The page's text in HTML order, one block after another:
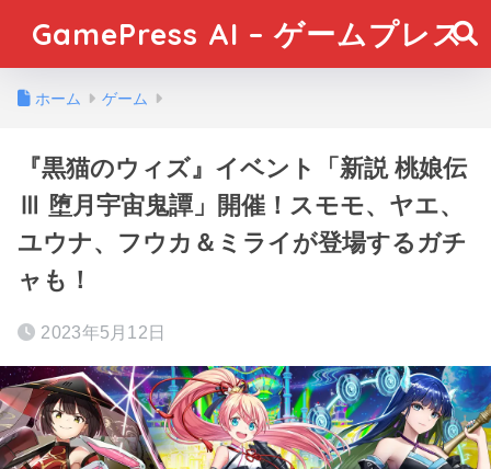
GamePress AI – ゲームプレス
ホーム ゲーム
『黒猫のウィズ』イベント「新説 桃娘伝
Ⅲ 堕月宇宙鬼譚」開催！スモモ、ヤエ、
ユウナ、フウカ＆ミライが登場するガチ
ャも！
2023年5月12日